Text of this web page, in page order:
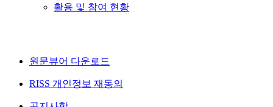
활용 및 참여 현황
원문뷰어 다운로드
RISS 개인정보 재동의